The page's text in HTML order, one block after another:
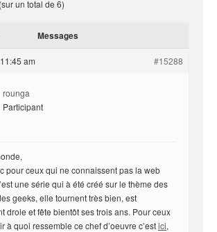
un total de 6)
Messages
am #15288
rounga
Participant
pour ceux qui ne connaissent pas la web
une série qui à été créé sur le thème des
geeks, elle tournent très bien, est
drole et fête bientôt ses trois ans. Pour ceux
à quoi ressemble ce chef d’oeuvre c’estici,